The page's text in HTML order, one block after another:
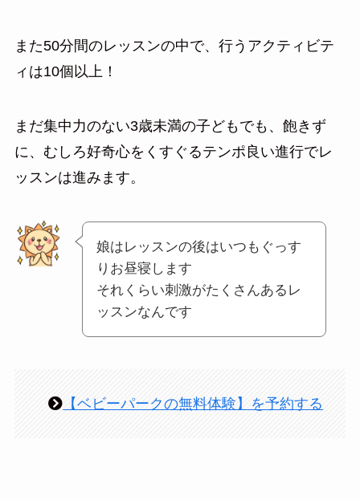
また50分間のレッスンの中で、行うアクティビテ
ィは10個以上！
まだ集中力のない3歳未満の子どもでも、飽きず
に、むしろ好奇心をくすぐるテンポ良い進行でレ
ッスンは進みます。
娘はレッスンの後はいつもぐっす
りお昼寝します
それくらい刺激がたくさんあるレ
ッスンなんです
【ベビーパークの無料体験】を予約する